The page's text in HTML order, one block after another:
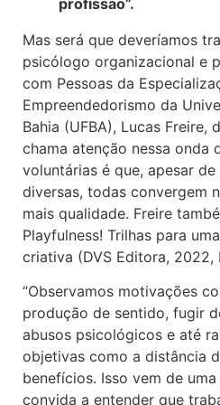
Mas será que deveríamos
psicólogo organizacional e
com Pessoas da
Empreendedorismo da
Bahia (UFBA), Lucas Freire,
chama atenção nessa onda
voluntárias é que, apesar de
diversas, todas convergem
mais qualidade. Freire
Playfulness! Trilhas para
criativa (DVS Editora, 2022,
“Observamos motivações
produção de sentido, fugir
abusos psicológicos e até
objetivas como a distância
benefícios. Isso vem de
convida a entender que